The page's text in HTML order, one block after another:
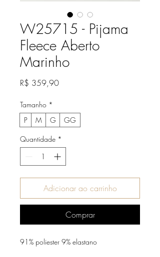
W25715 - Pijama
Fleece Aberto
Marinho
R$ 359,90Preço
Tamanho *
P
M G
GG
Quantidade *
Adicionar ao carrinho
Comprar
91% poliester 9% elastano